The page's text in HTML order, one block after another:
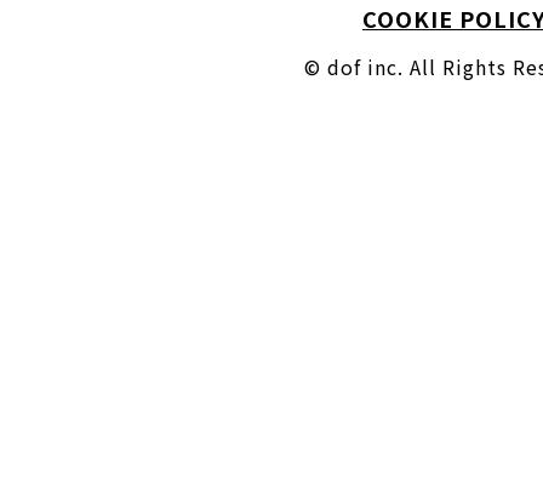
COOKIE
© dof inc. All Rights